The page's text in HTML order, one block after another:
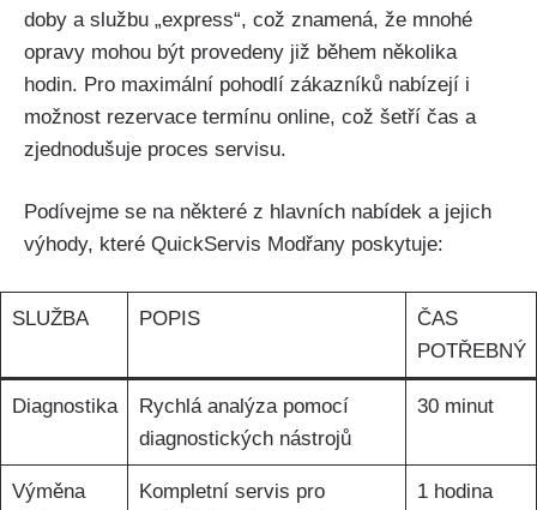
doby a službu „express“, což znamená, ⁤že⁢ mnohé
opravy ⁢mohou​ být provedeny již během několika
hodin. Pro maximální pohodlí zákazníků nabízejí i⁢
možnost rezervace termínu online, což ​šetří čas a
zjednodušuje proces servisu.
Podívejme se⁣ na některé⁣ z hlavních nabídek a jejich
výhody, které‌ QuickServis Modřany poskytuje:
SLUŽBA POPIS
ČAS
POTŘEBNÝ
Diagnostika
Rychlá analýza pomocí
diagnostických nástrojů
30 minut
Výměna
Kompletní servis pro
1 hodina